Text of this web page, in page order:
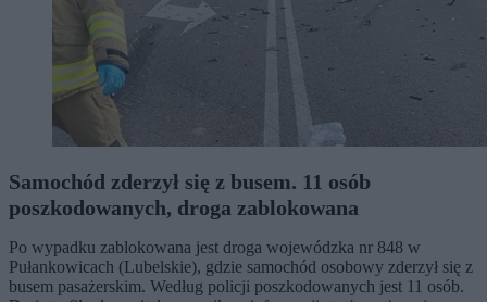
Samochód zderzył się z busem. 11 osób
poszkodowanych, droga zablokowana
Po wypadku zablokowana jest droga wojewódzka nr 848 w
Pułankowicach (Lubelskie), gdzie samochód osobowy zderzył się z
busem pasażerskim. Według policji poszkodowanych jest 11 osób.